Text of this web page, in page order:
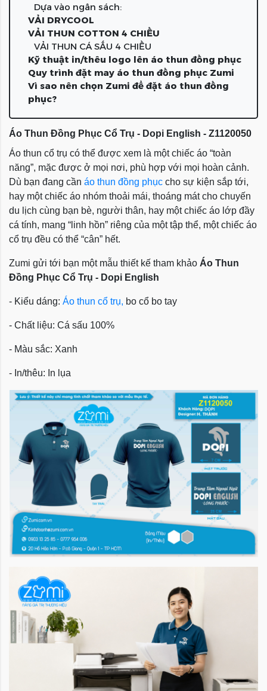
Dựa vào ngân sách:
VẢI DRYCOOL
VẢI THUN COTTON 4 CHIỀU
VẢI THUN CÁ SẤU 4 CHIỀU
Kỹ thuật in/thêu logo lên áo thun đồng phục
Quy trình đặt may áo thun đồng phục Zumi
Vì sao nên chọn Zumi để đặt áo thun đồng
phục?
Áo Thun Đồng Phục Cổ Trụ - Dopi English - Z1120050
Áo thun cổ trụ có thể được xem là một chiếc áo “toàn
năng”, mặc được ở mọi nơi, phù hợp với mọi hoàn cảnh.
Dù bạn đang cần áo thun đồng phục cho sự kiện sắp tới,
hay một chiếc áo nhóm thoải mái, thoáng mát cho chuyến
du lịch cùng bạn bè, người thân, hay một chiếc áo lớp đầy
cá tính, mang “linh hồn” riêng của một tập thể, một chiếc áo
cổ trụ đều có thể “cân” hết.
Zumi gửi tới bạn một mẫu thiết kế tham khảo Áo Thun
Đồng Phục Cổ Trụ - Dopi English
- Kiểu dáng: Áo thun cổ trụ, bo cổ bo tay
- Chất liệu: Cá sấu 100%
- Màu sắc: Xanh
- In/thêu: In lụa